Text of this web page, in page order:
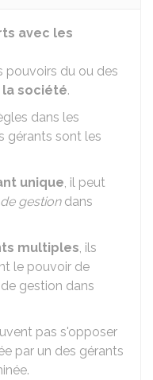
avec les
pouvoirs du ou des
société.
dans les
gérants sont les
unique, il peut
gestiondans
multiples, ils
le pouvoir de
gestion dans
pas s'opposer
par un des gérants